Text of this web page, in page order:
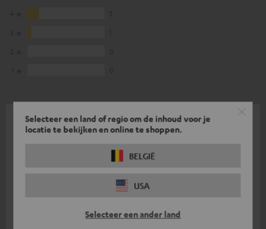
Selecteer een land of regio om de inhoud voor je
locatie te bekijken en online te shoppen.
BELGIË
USA
Selecteer een ander land
De luidsprekers hebben een uitstekend geluid en zijn zeer
goed gemaakt. Ik kan geen beoordeling geven voor de
basmodule, omdat ik die niet k
Lees de hele recensie
(Automatisch vertaald *)
14.08.2025